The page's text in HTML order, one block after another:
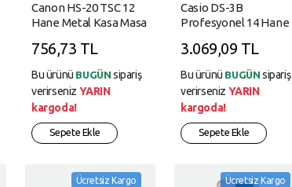
Canon HS-20 TSC 12
Hane Metal Kasa Masa
756,73 TL
Bu ürünü BUGÜN sipariş
verirseniz YARIN
kargoda!
Sepete Ekle
Casio DS-3B
Profesyonel 14 Hane
Makinesi
3.069,09 TL
Bu ürünü BUGÜN sipariş
verirseniz YARIN
kargoda!
Sepete Ekle
Ücretsiz Kargo Ücretsiz Kargo